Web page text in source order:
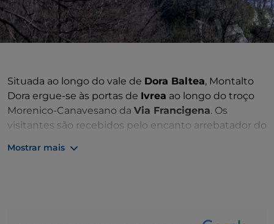
Situada ao longo do vale de Dora Baltea, Montalto
Dora ergue-se às portas de Ivrea ao longo do troço
Morenico-Canavesano da Via Francigena. Os
visitantes são recebidos pelo encanto arrebatador do
Mostrar mais